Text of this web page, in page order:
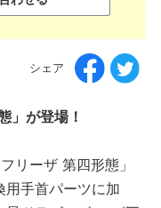
シェア
」が登場！
リーザ 第四形態」
用手首パーツに加